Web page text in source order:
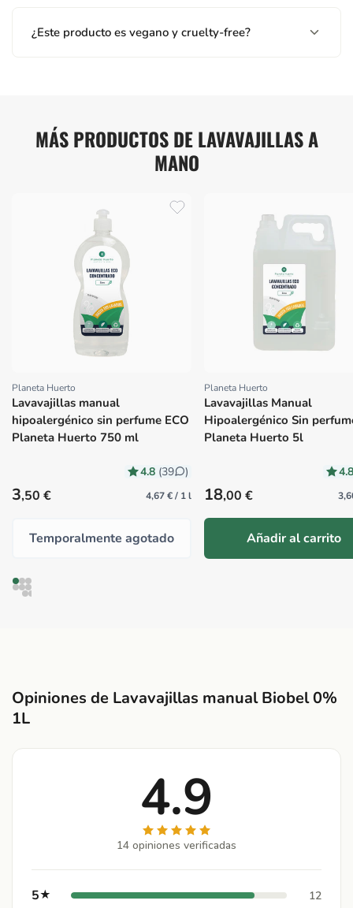
¿Este producto es vegano y cruelty-free?
MÁS PRODUCTOS DE LAVAVAJILLAS A
MANO
Proveedor:
Planeta Huerto
Lavavajillas manual
hipoalergénico sin perfume ECO
Planeta Huerto 750 ml
4.8 (39 )
Precio habitual
3,50 € 4,67 € / 1 l
Temporalmente agotado
Proveedor:
Planeta Huerto
Lavavajillas Manual
Hipoalergénico Sin
Planeta Huerto 5l
Precio habitual
18,00 €
Añadir al carrito
Opiniones de Lavavajillas manual Biobel 0%
1L
4.9
14 opiniones verificadas
5★ 12